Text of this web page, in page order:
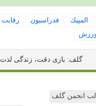
المپیك فدراسیون رقابت
گلف: بازی دقت، زندگی لذت
انجمن گلف